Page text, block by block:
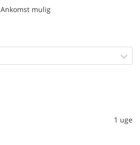
Ankomst mulig
1 uge